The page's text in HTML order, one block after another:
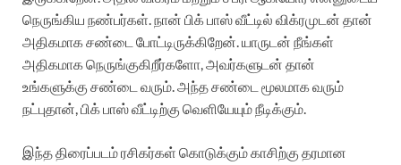
நெருங்கிய நண்பர்கள். நான் பிக் பாஸ் வீட்டில் விக்ரமுடன் தான்
அதிகமாக சண்டை போட்டிருக்கிறேன். யாருடன் நீங்கள்
அதிகமாக நெருங்குகிறீர்களோ, அவர்களுடன் தான்
உங்களுக்கு சண்டை வரும். அந்த சண்டை மூலமாக வரும்
நட்புதான், பிக் பாஸ் வீட்டிற்கு வெளியேயும் நீடிக்கும்.
இந்த திரைப்படம் ரசிகர்கள் கொடுக்கும் காசிற்கு தரமான